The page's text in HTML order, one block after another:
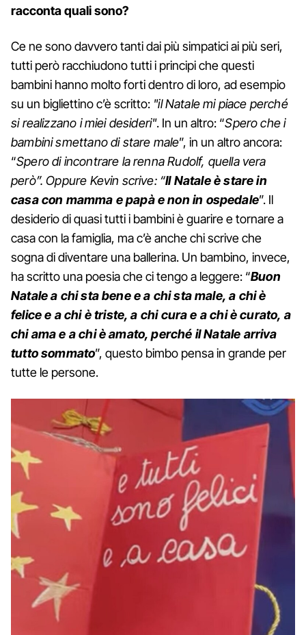
racconta quali sono?
Ce ne sono davvero tanti dai più simpatici ai più seri,
tutti però racchiudono tutti i principi che questi
bambini hanno molto forti dentro di loro, ad esempio
su un bigliettino c’è scritto: "il Natale mi piace perché
si realizzano i miei desideri". In un altro: “Spero che i
bambini smettano di stare male”, in un altro ancora:
“Spero di incontrare la renna Rudolf, quella vera
però”. Oppure Kevin scrive: “Il Natale è stare in
casa con mamma e papà e non in ospedale”. Il
desiderio di quasi tutti i bambini è guarire e tornare a
casa con la famiglia, ma c’è anche chi scrive che
sogna di diventare una ballerina. Un bambino, invece,
ha scritto una poesia che ci tengo a leggere: “Buon
Natale a chi sta bene e a chi sta male, a chi è
felice e a chi è triste, a chi cura e a chi è curato, a
chi ama e a chi è amato, perché il Natale arriva
tutto sommato”, questo bimbo pensa in grande per
tutte le persone.